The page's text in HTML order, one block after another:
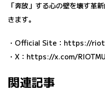
「奔放」する心の壁を壊す革
きます。
・Official Site： https://
・X： https://x.com/
関連記事